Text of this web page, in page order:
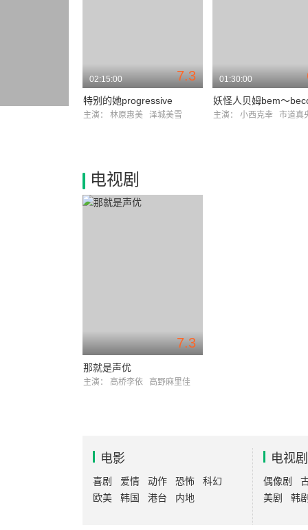
7.3
02:15:00
特别的她progressive
主演： 林原惠美 泽城美雪
01:30:00
主演： 小西克幸 市道
电视剧
7.3
那就是声优
主演： 高桥李依 高野麻里佳
电影
喜剧 爱情 动作 恐怖
科幻
欧美
韩国 港台 内地
电视剧
偶像剧
美剧
韩